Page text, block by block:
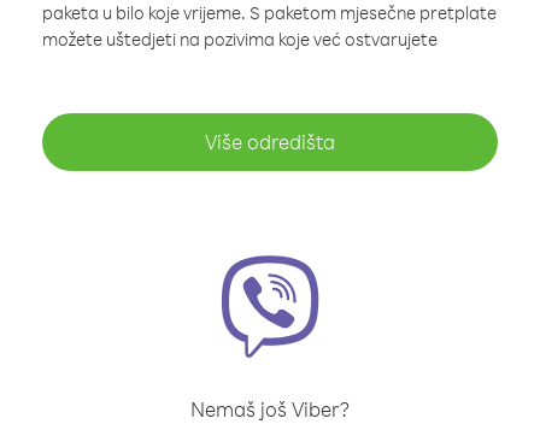
paketa u bilo koje vrijeme. S paketom mjesečne pretplate
možete uštedjeti na pozivima koje već ostvarujete
Više odredišta
Nemaš još Viber?